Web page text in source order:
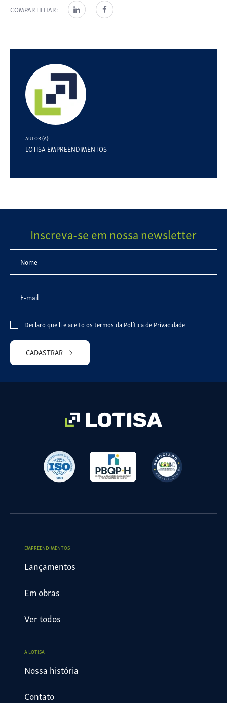
COMPARTILHAR:
AUTOR (A):
LOTISA EMPREENDIMENTOS
Inscreva-se em nossa newsletter
Declaro que li e aceito os termos da Política de Privacidade
CADASTRAR
Please
EMPREENDIMENTOS
Lançamentos
Em obras
Ver todos
A LOTISA
Nossa história
Contato